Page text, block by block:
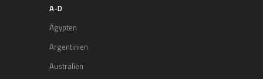
A-D
Ägypten
Argentinien
Australien